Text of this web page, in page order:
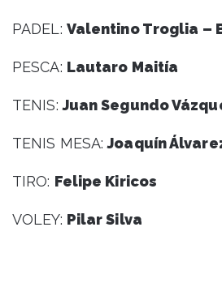
PADEL: Valentino Troglia –
PESCA: Lautaro Maitía
TENIS:Juan Segundo
TENIS MESA:Joaquín
TIRO: Felipe Kiricos
VOLEY: Pilar Silva